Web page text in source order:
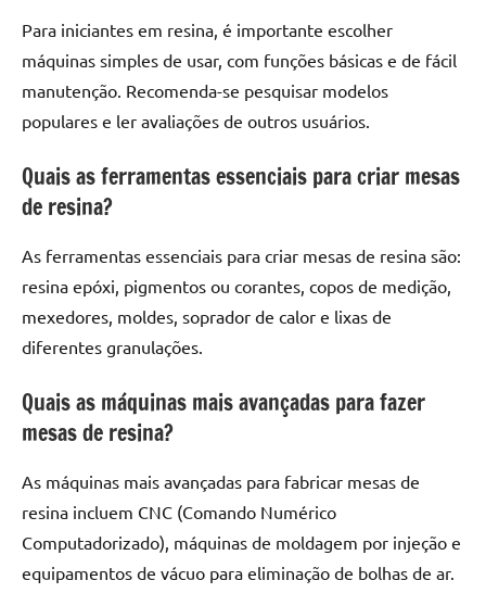
Para iniciantes em resina, é importante escolher
máquinas simples de usar, com funções básicas e de fácil
manutenção. Recomenda-se pesquisar modelos
populares e ler avaliações de outros usuários.
Quais as ferramentas essenciais para criar mesas
de resina?
As ferramentas essenciais para criar mesas de resina são:
resina epóxi, pigmentos ou corantes, copos de medição,
mexedores, moldes, soprador de calor e lixas de
diferentes granulações.
Quais as máquinas mais avançadas para fazer
mesas de resina?
As máquinas mais avançadas para fabricar mesas de
resina incluem CNC (Comando Numérico
Computadorizado), máquinas de moldagem por injeção e
equipamentos de vácuo para eliminação de bolhas de ar.